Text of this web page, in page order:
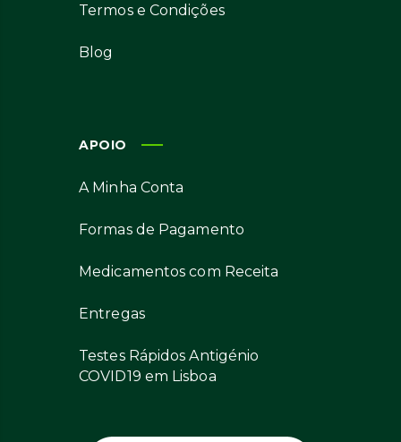
Termos e Condições
Blog
APOIO
A Minha Conta
Formas de Pagamento
Medicamentos com Receita
Entregas
Testes Rápidos Antigénio
COVID19 em Lisboa